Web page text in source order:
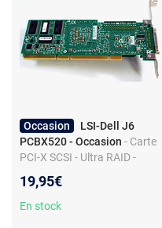
Occasion
LSI-Dell J6
PCBX520 - Occasion - Carte
PCI-X SCSI - Ultra RAID -
19,95€
En stock